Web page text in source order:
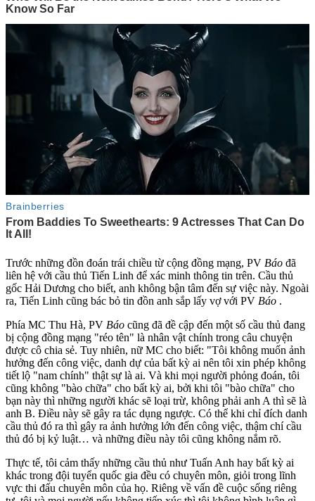
Trước những đồn đoán trái chiều từ cộng đồng mạng, PV Báo đã
liên hệ với cầu thủ Tiến Linh để xác minh thông tin trên. Cầu thủ
gốc Hải Dương cho biết, anh không bận tâm đến sự việc này. Ngoài
ra, Tiến Linh cũng bác bỏ tin đồn anh sắp lấy vợ với PV Báo .
Phía MC Thu Hà, PV Báo cũng đã đề cập đến một số cầu thủ đang
bị cộng đồng mạng "réo tên" là nhân vật chính trong câu chuyện
được cô chia sẻ. Tuy nhiên, nữ MC cho biết: "Tôi không muốn ảnh
hưởng đến công việc, danh dự của bất kỳ ai nên tôi xin phép không
tiết lộ "nam chính" thật sự là ai. Và khi mọi người phỏng đoán, tôi
cũng không "bào chữa" cho bất kỳ ai, bởi khi tôi "bào chữa" cho
bạn này thì những người khác sẽ loại trừ, không phải anh A thì sẽ là
anh B. Điều này sẽ gây ra tác dụng ngược. Có thể khi chỉ đích danh
cầu thủ đó ra thì gây ra ảnh hưởng lớn đến công việc, thậm chí cầu
thủ đó bị kỷ luật… và những điều này tôi cũng không nắm rõ.
Thực tế, tôi cảm thấy những cầu thủ như Tuấn Anh hay bất kỳ ai
khác trong đội tuyển quốc gia đều có chuyên môn, giỏi trong lĩnh
vực thi đấu chuyên môn của họ. Riêng về vấn đề cuộc sống riêng